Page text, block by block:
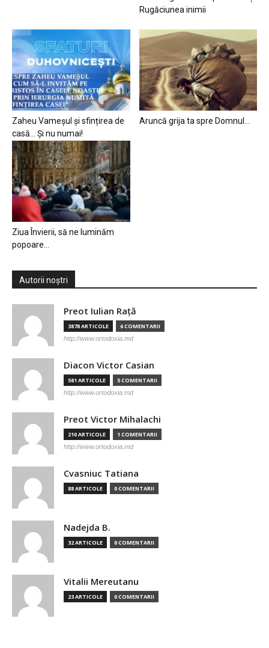
Rugăciunea inimii
Zaheu Vameșul și sfințirea de
casă… Și nu numai!
Aruncă grija ta spre Domnul…
Ziua Învierii, să ne luminăm
popoare…
Autorii noștri
Preot Iulian Raţă
3878 ARTICOLE 6 COMENTARII
http://www.ortodoxia.md
Diacon Victor Casian
581 ARTICOLE 5 COMENTARII
http://www.ortodoxia.md
Preot Victor Mihalachi
210 ARTICOLE 1 COMENTARII
http://www.ortodoxia.md
Cvasniuc Tatiana
88 ARTICOLE 0 COMENTARII
Nadejda B.
32 ARTICOLE 0 COMENTARII
Vitalii Mereutanu
23 ARTICOLE 0 COMENTARII